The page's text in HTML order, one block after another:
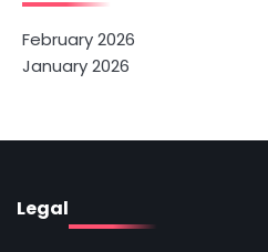
February 2026
January 2026
Legal